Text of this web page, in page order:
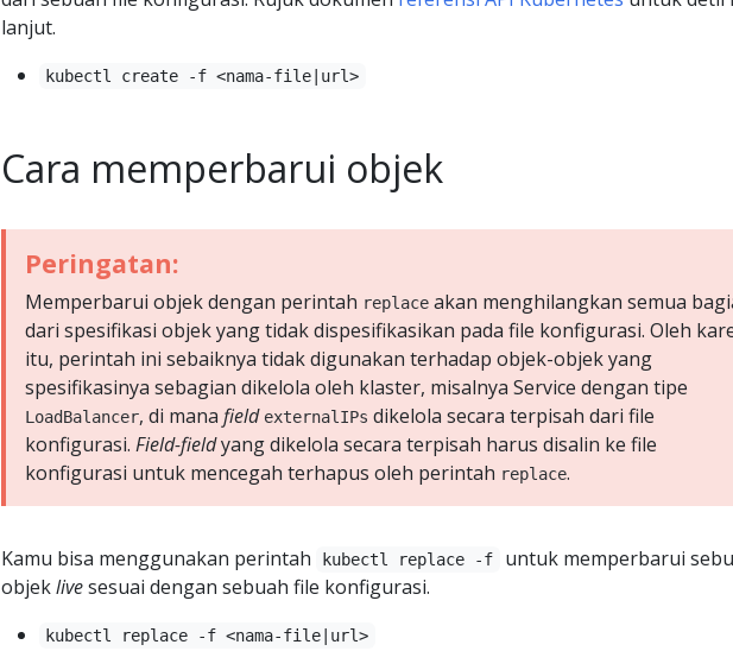
lanjut.
kubectl create -f <nama-file|url>
Cara memperbarui objek
Peringatan:
Memperbarui objek dengan perintah replace akan menghilangkan semua
dari spesifikasi objek yang tidak dispesifikasikan pada file konfigurasi. Oleh
itu, perintah ini sebaiknya tidak digunakan terhadap objek-objek yang
spesifikasinya sebagian dikelola oleh klaster, misalnya Service dengan tipe
LoadBalancer, di mana field externalIPs dikelola secara terpisah dari file
konfigurasi. Field-fieldyang dikelola secara terpisah harus disalin ke file
konfigurasi untuk mencegah terhapus oleh perintah replace.
Kamu bisa menggunakan perintah kubectl replace -f
untuk memperbarui
objeklivesesuai dengan sebuah file konfigurasi.
kubectl replace -f <nama-file|url>